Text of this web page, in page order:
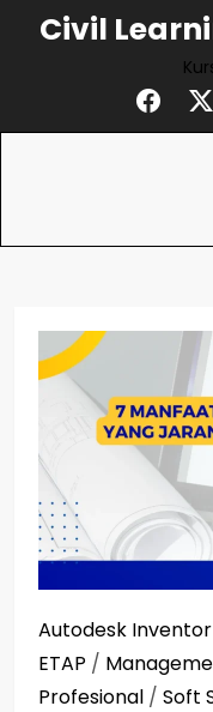
Civil
Autodesk
ETAP /
Profesional / Soft